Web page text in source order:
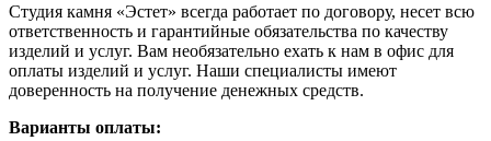
Студия камня «Эстет» всегда работает по договору, несет всю
ответственность и гарантийные обязательства по качеству
изделий и услуг. Вам необязательно ехать к нам в офис для
оплаты изделий и услуг. Наши специалисты имеют
доверенность на получение денежных средств.
Варианты оплаты: